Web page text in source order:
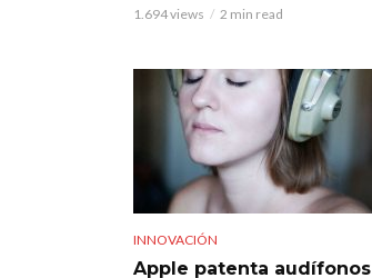
1.694 views 2 min read
INNOVACIÓN
Apple patenta audífonos